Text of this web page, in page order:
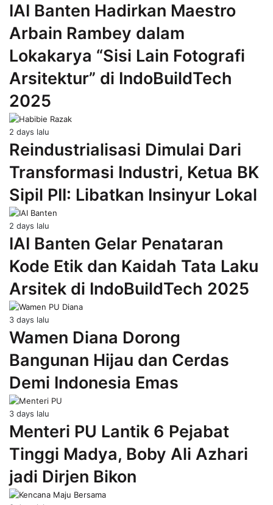
IAI Banten Hadirkan Maestro
Arbain Rambey dalam
Lokakarya “Sisi Lain Fotografi
Arsitektur” di IndoBuildTech
2025
2 days lalu
Reindustrialisasi Dimulai Dari
Transformasi Industri, Ketua BK
Sipil PII: Libatkan Insinyur Lokal
2 days lalu
IAI Banten Gelar Penataran
Kode Etik dan Kaidah Tata Laku
Arsitek di IndoBuildTech 2025
3 days lalu
Wamen Diana Dorong
Bangunan Hijau dan Cerdas
Demi Indonesia Emas
3 days lalu
Menteri PU Lantik 6 Pejabat
Tinggi Madya, Boby Ali Azhari
jadi Dirjen Bikon